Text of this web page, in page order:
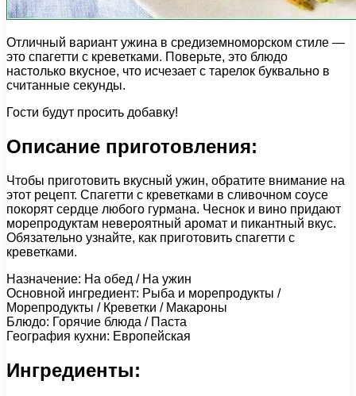
Отличный вариант ужина в средиземноморском стиле —
это спагетти с креветками. Поверьте, это блюдо
настолько вкусное, что исчезает с тарелок буквально в
считанные секунды.
Гости будут просить добавку!
Описание приготовления:
Чтобы приготовить вкусный ужин, обратите внимание на
этот рецепт. Спагетти с креветками в сливочном соусе
покорят сердце любого гурмана. Чеснок и вино придают
морепродуктам невероятный аромат и пикантный вкус.
Обязательно узнайте, как приготовить спагетти с
креветками.
Назначение: На обед / На ужин
Основной ингредиент: Рыба и морепродукты /
Морепродукты / Креветки / Макароны
Блюдо: Горячие блюда / Паста
География кухни: Европейская
Ингредиенты: